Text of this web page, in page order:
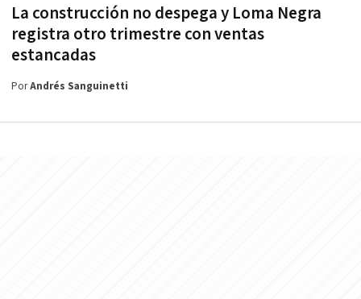
La construcción no despega y Loma Negra
registra otro trimestre con ventas
estancadas
PorAndrés Sanguinetti